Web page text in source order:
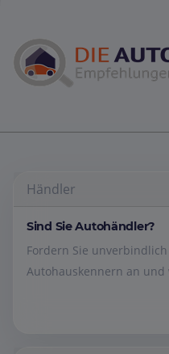
Händler
Sind Sie Autohändler?
Fordern Sie
Autohauskennern an und